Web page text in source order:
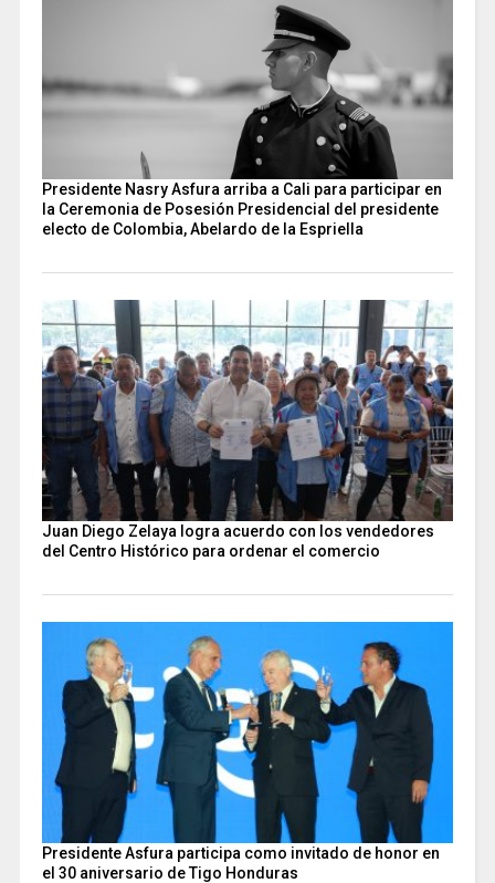
Presidente Nasry Asfura arriba a Cali para participar en
la Ceremonia de Posesión Presidencial del presidente
electo de Colombia, Abelardo de la Espriella
Juan Diego Zelaya logra acuerdo con los vendedores
del Centro Histórico para ordenar el comercio
Presidente Asfura participa como invitado de honor en
el 30 aniversario de Tigo Honduras